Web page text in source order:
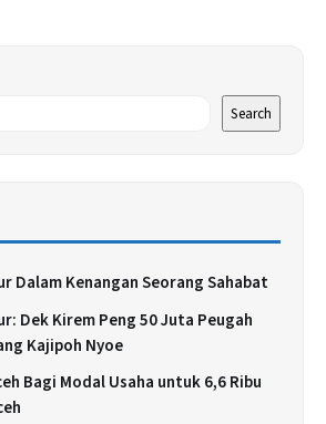
Search
Dalam Kenangan Seorang Sahabat
Dek Kirem Peng 50 Juta Peugah
Kajipoh Nyoe
Bagi Modal Usaha untuk 6,6 Ribu